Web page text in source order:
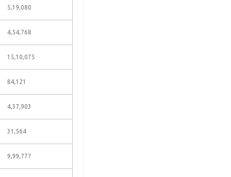
5,19,080
4,54,768
15,10,075
84,121
4,37,903
31,564
9,99,777